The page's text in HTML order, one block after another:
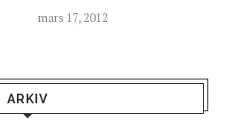
mars 17, 2012
ARKIV